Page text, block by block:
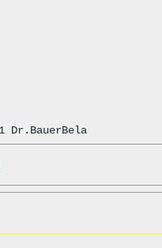
Dr.BauerBela